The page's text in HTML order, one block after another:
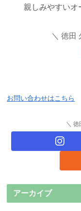
親しみやすい
徳田
お問い合わせはこちら
徳
アーカイブ